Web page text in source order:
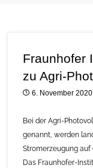
Fraunhofer
zu Agri-
6. November 2020
Bei der Agri-
genannt, werden
Stromerzeugung
Das Fraunhofer-